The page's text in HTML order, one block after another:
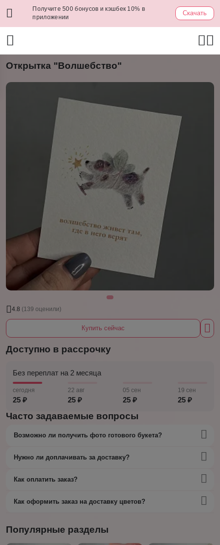
Получите 500 бонусов и кэшбек 10% в
приложении
Скачать
Открытка "Волшебство"
4.8 (139 оценили)
Купить сейчас
Доступно в рассрочку
Без переплат на 2 месяца
сегодня
25 ₽
22 авг
25 ₽
05 сен
25 ₽
19 сен
25 ₽
Часто задаваемые вопросы
Возможно ли получить фото готового букета?
Нужно ли доплачивать за доставку?
Как оплатить заказ?
Как оформить заказ на доставку цветов?
Популярные разделы